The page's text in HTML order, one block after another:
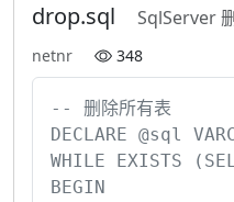
drop.sql SqlServer
netnr 348
-- 删除所有表
DECLARE @sql
WHILE EXISTS
BEGIN